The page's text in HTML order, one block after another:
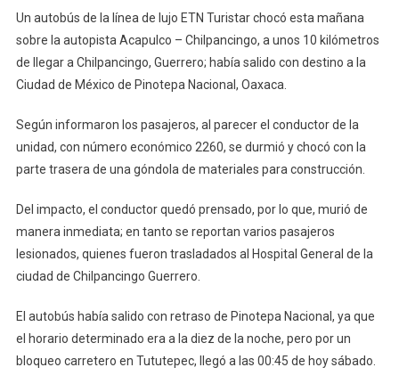
Un autobús de la línea de lujo ETN Turistar chocó esta mañana
sobre la autopista Acapulco – Chilpancingo, a unos 10 kilómetros
de llegar a Chilpancingo, Guerrero; había salido con destino a la
Ciudad de México de Pinotepa Nacional, Oaxaca.
Según informaron los pasajeros, al parecer el conductor de la
unidad, con número económico 2260, se durmió y chocó con la
parte trasera de una góndola de materiales para construcción.
Del impacto, el conductor quedó prensado, por lo que, murió de
manera inmediata; en tanto se reportan varios pasajeros
lesionados, quienes fueron trasladados al Hospital General de la
ciudad de Chilpancingo Guerrero.
El autobús había salido con retraso de Pinotepa Nacional, ya que
el horario determinado era a la diez de la noche, pero por un
bloqueo carretero en Tututepec, llegó a las 00:45 de hoy sábado.